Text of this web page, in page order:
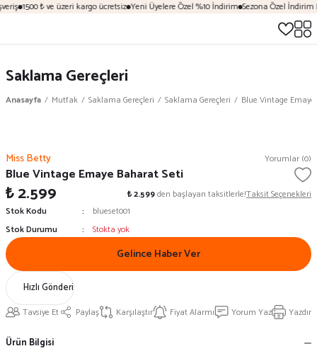
1500 ₺ ve üzeri kargo ücretsiz Yeni Üyelere Özel %10 İndirim Sezona Özel İndirim
Saklama Gereçleri
Anasayfa Mutfak Saklama Gereçleri Saklama Gereçleri Blue Vintage
Miss Betty Yorumlar (0)
Blue Vintage Emaye Baharat Seti
₺ 2.599 ₺ 2.599den başlayan taksitlerle!Taksit Seçenekleri
Stok Kodu
blueset001
Stok Durumu
Stokta yok
Gelince Haber Ver
Hızlı Gönderi
Tavsiye Et Paylaş Karşılaştır Fiyat Alarmı Yorum Yaz Yazdır
Ürün Bilgisi